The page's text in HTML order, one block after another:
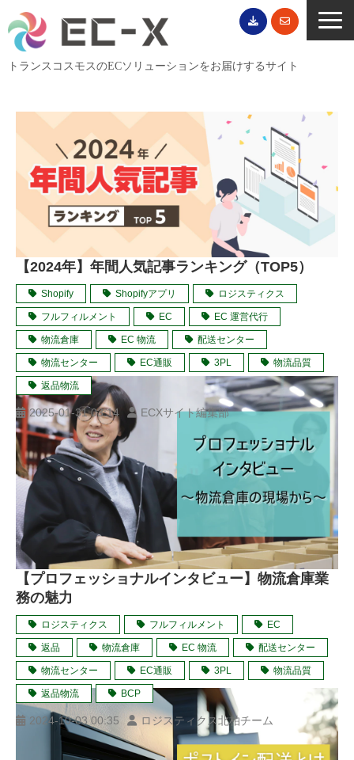
トランスコスモスのECソリューションをお届けするサイト
サービス一覧
EC導入事例
ECブログ
無料セミナー
EC資料ダウンロード
ご利用案内
会社概要
【2024年】年間人気記事ランキング（TOP5）
Shopify Shopifyアプリ ロジスティクス
フルフィルメント EC EC 運営代行
物流倉庫 EC 物流 配送センター
物流センター EC通販 3PL 物流品質
返品物流
2025-01-31 03:14 ECXサイト編集部
【プロフェッショナルインタビュー】物流倉庫業
務の魅力
ロジスティクス フルフィルメント EC
返品 物流倉庫 EC 物流 配送センター
物流センター EC通販 3PL 物流品質
返品物流 BCP
2024-10-03 00:35 ロジスティクス北柏チーム